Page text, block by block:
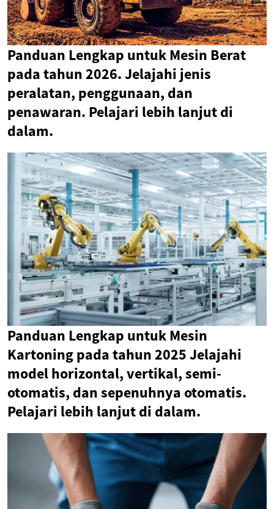
Panduan Lengkap untuk Mesin Berat
pada tahun 2026. Jelajahi jenis
peralatan, penggunaan, dan
penawaran. Pelajari lebih lanjut di
dalam.
Panduan Lengkap untuk Mesin
Kartoning pada tahun 2025 Jelajahi
model horizontal, vertikal, semi-
otomatis, dan sepenuhnya otomatis.
Pelajari lebih lanjut di dalam.